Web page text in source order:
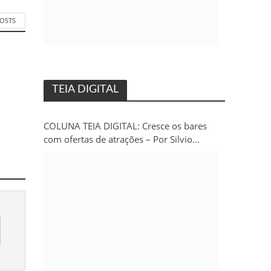
TEIA DIGITAL
COLUNA TEIA DIGITAL: Cresce os bares
com ofertas de atrações – Por Silvio